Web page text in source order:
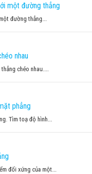
một đường thẳng
đường thẳng...
nhau
chéo nhau....
phẳng
Tìm toạ độ hình...
đối xứng của một...